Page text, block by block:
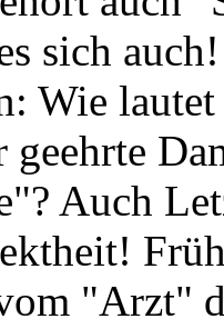
sich
Wie
geehrte
Auch
"Arzt"